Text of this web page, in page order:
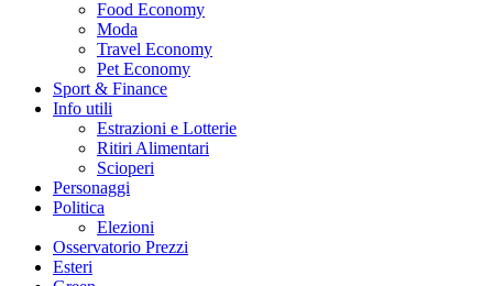
Food Economy
Moda
Travel Economy
Pet Economy
Sport & Finance
Info utili
Estrazioni e Lotterie
Ritiri Alimentari
Scioperi
Personaggi
Politica
Elezioni
Osservatorio Prezzi
Esteri